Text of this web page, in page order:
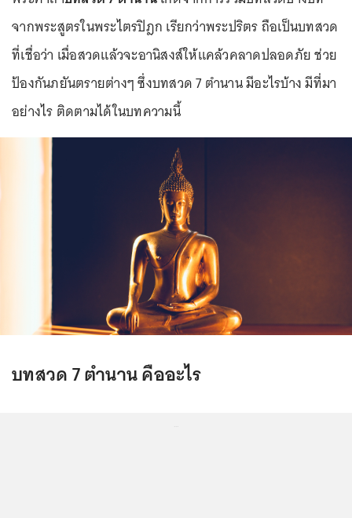
จากพระสูตรในพระไตรปิฎก เรียกว่าพระปริตร ถือเป็นบทสวด
ที่เชื่อว่า เมื่อสวดแล้วจะอานิสงส์ให้แคล้วคลาดปลอดภัย ช่วย
ป้องกันภยันตรายต่างๆ ซึ่งบทสวด 7 ตำนาน มีอะไรบ้าง มีที่มา
อย่างไร ติดตามได้ในบทความนี้
บทสวด 7 ตำนาน คืออะไร